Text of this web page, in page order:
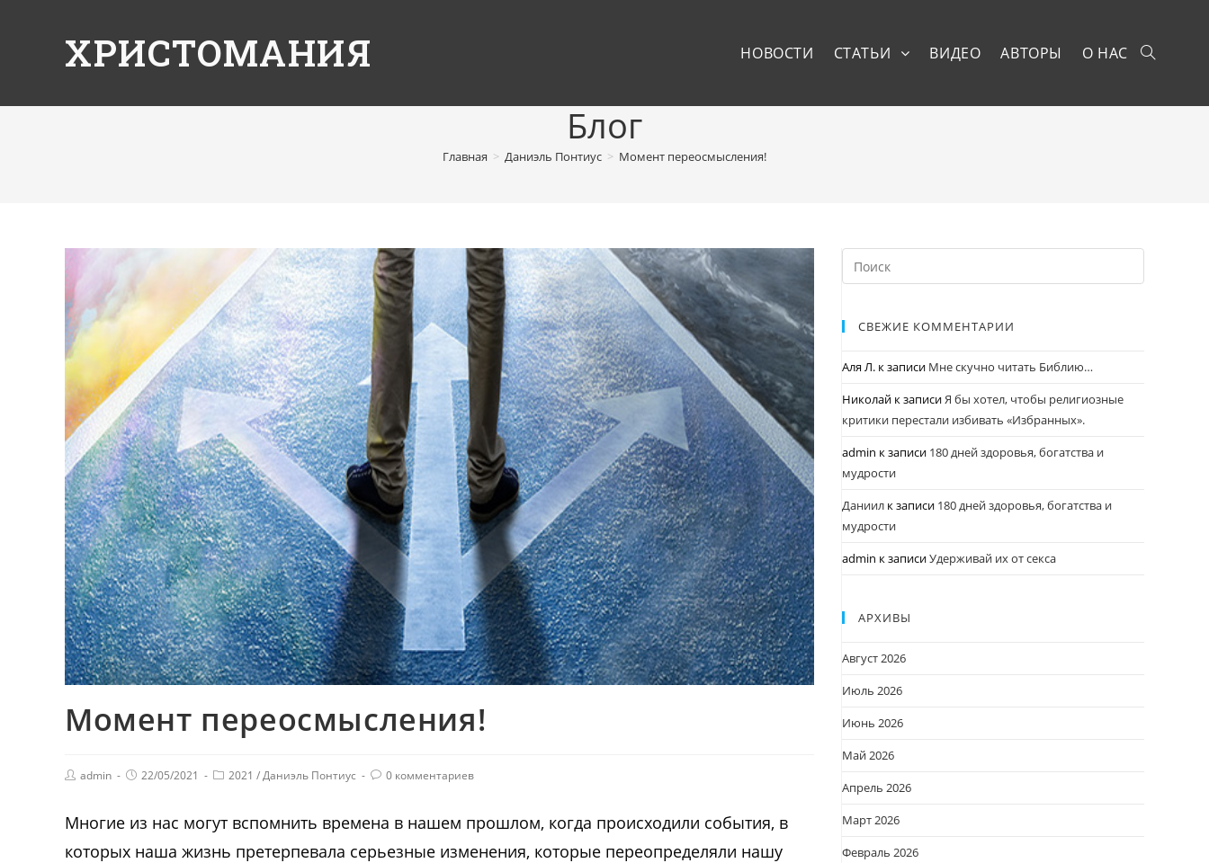
ХРИСТОМАНИЯ НОВОСТИ СТАТЬИ ВИДЕО АВТОРЫ О НАС
Блог
Главная > Даниэль Понтиус > Момент переосмысления!
Момент переосмысления!
admin 22/05/2021 2021 /Даниэль Понтиус 0 комментариев
Многие из нас могут вспомнить времена в нашем прошлом, когда происходили события, в
которых наша жизнь претерпевала серьезные изменения, которые переопределяли нашу
СВЕЖИЕ КОММЕНТАРИИ
Аля Л. к записи Мне скучно читать Библию…
Николай к записиЯ бы хотел, чтобы религиозные
критики перестали избивать «Избранных».
admin к записи 180 дней здоровья, богатства и
мудрости
Даниил к записи 180 дней здоровья, богатства и
мудрости
admin к записиУдерживай их от секса
АРХИВЫ
Август 2026
Июль 2026
Июнь 2026
Май 2026
Апрель 2026
Март 2026
Февраль 2026